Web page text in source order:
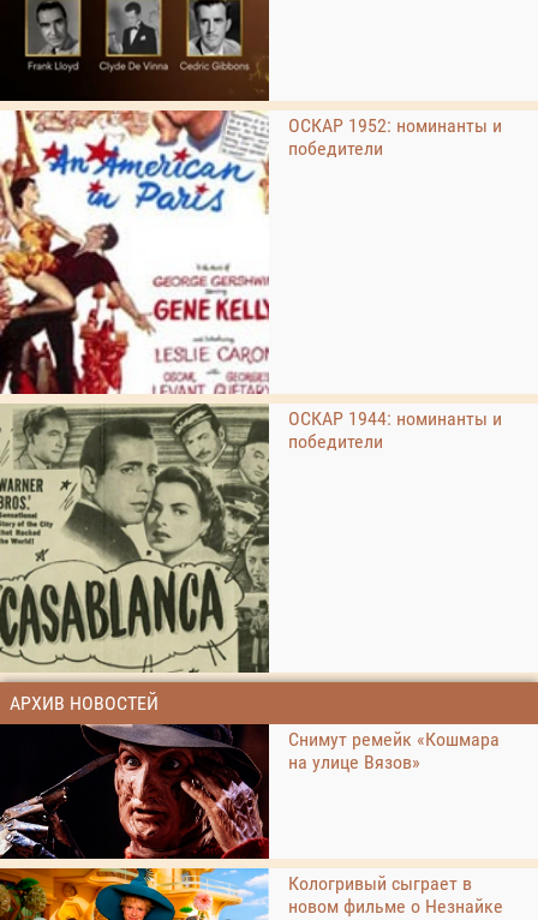
ОСКАР 1952: номинанты и
победители
ОСКАР 1944: номинанты и
победители
АРХИВ НОВОСТЕЙ
Снимут ремейк «Кошмара
на улице Вязов»
Кологривый сыграет в
новом фильме о Незнайке